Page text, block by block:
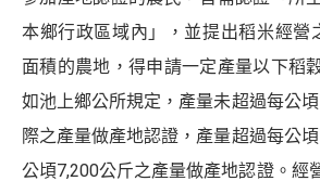
本鄉行政區域內」，並提出稻米經營
面積的農地，得申請一定產量以下稻
如池上鄉公所規定，產量未超過每公
際之產量做產地認證，產量超過每公
公頃7,200公斤之產量做產地認證。經